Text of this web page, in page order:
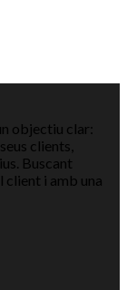
objectiu clar:
clients,
Buscant
client i amb una